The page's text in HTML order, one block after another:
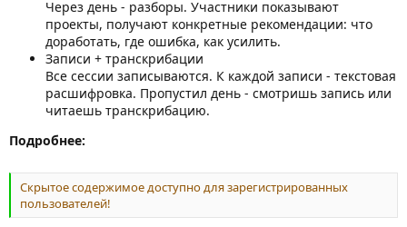
Через день - разборы. Участники показывают
проекты, получают конкретные рекомендации: что
доработать, где ошибка, как усилить.
Записи + транскрибации
Все сессии записываются. К каждой записи - текстовая
расшифровка. Пропустил день - смотришь запись или
читаешь транскрибацию.
Подробнее:
Скрытое содержимое доступно для зарегистрированных
пользователей!